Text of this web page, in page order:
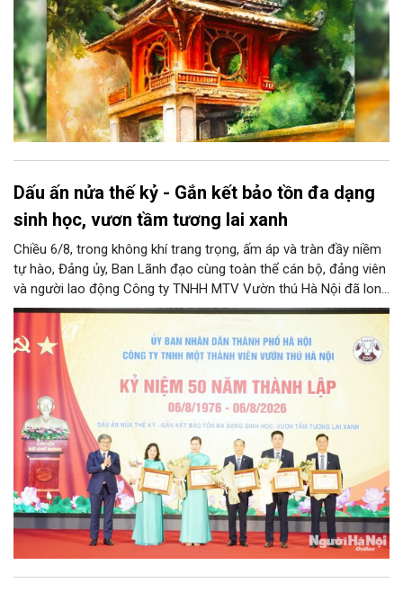
Dấu ấn nửa thế kỷ - Gắn kết bảo tồn đa dạng
sinh học, vươn tầm tương lai xanh
Chiều 6/8, trong không khí trang trọng, ấm áp và tràn đầy niềm
tự hào, Đảng ủy, Ban Lãnh đạo cùng toàn thể cán bộ, đảng viên
và người lao động Công ty TNHH MTV Vườn thú Hà Nội đã long
trọng tổ chức Lễ kỷ niệm 50 năm ngày thành lập Công ty
(06/8/1976 – 06/8/2026). Sự kiện đánh dấu cột mốc vàng son
nửa thế kỷ xây dựng, trưởng thành và cống hiến không ngừng
nghỉ của đơn vị công ích trọng điểm, gắn liền với ký ức của biết
bao thế hệ người dân Thủ đô và du khách thập phương.